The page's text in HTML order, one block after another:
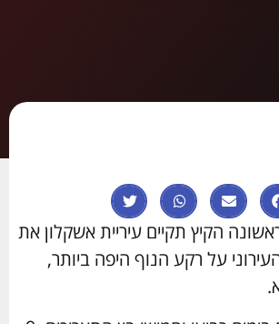
הקיץ תקיים עיריית אשקלון את
על רקע הנוף היפה ביותר,